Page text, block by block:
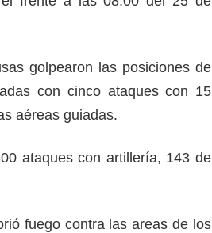
golpearon las posiciones de
con cinco ataques con 15
aéreas guiadas.
ataques con artillería, 143 de
fuego contra las areas de los